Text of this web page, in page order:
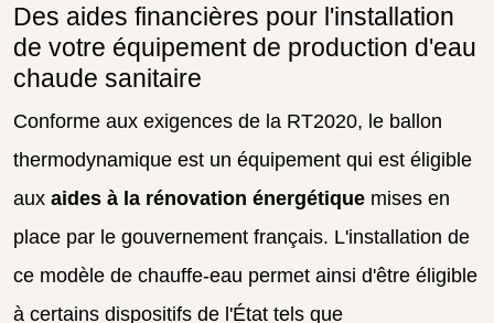
Des aides financières pour l'installation
de votre équipement de production d'eau
chaude sanitaire
Conforme aux exigences de la RT2020, le ballon
thermodynamique est un équipement qui est éligible
aux aides à la rénovation énergétique mises en
place par le gouvernement français. L'installation de
ce modèle de chauffe-eau permet ainsi d'être éligible
à certains dispositifs de l'État tels que